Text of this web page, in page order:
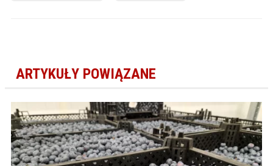
ARTYKUŁY POWIĄZANE